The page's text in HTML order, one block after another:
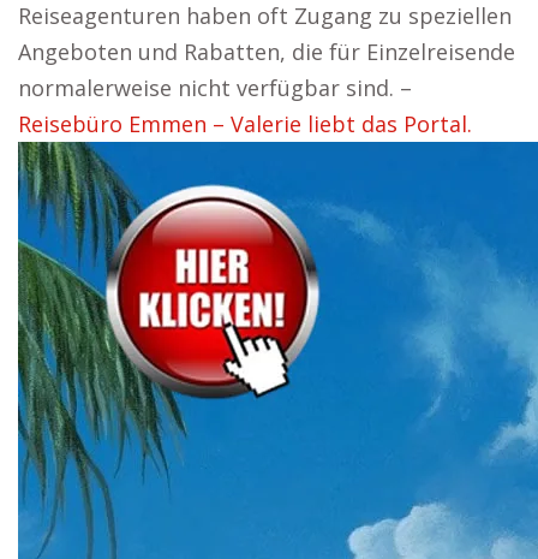
Reiseagenturen haben oft Zugang zu speziellen
Angeboten und Rabatten, die für Einzelreisende
normalerweise nicht verfügbar sind. –
Reisebüro Emmen – Valerie liebt das Portal.